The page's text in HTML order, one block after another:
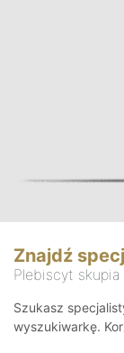
Znajdź
Plebiscyt
Szukasz
wyszukiwarkę.